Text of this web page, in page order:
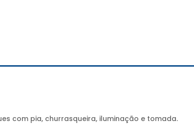
com pia, churrasqueira, iluminação e tomada.